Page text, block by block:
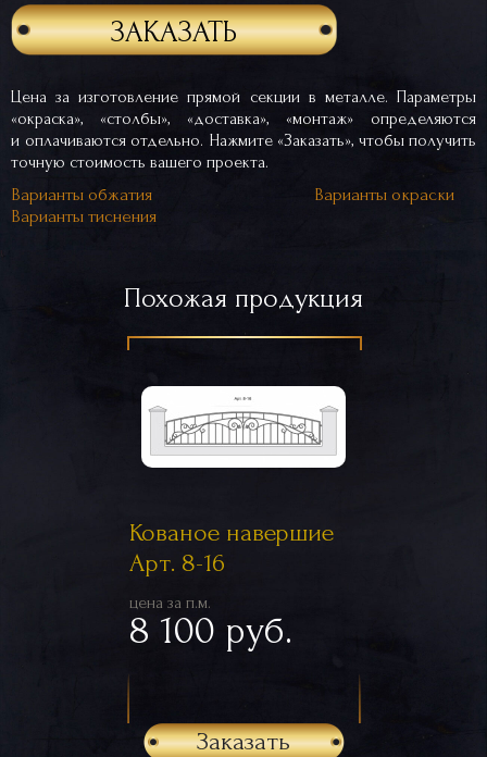
ЗАКАЗАТЬ
Цена за изготовление прямой секции в металле. Параметры
«окраска», «столбы», «доставка», «монтаж» определяются
и оплачиваются отдельно. Нажмите «Заказать», чтобы получить
точную стоимость вашего проекта.
Варианты обжатия
Варианты окраски
Варианты тиснения
Похожая продукция
Кованое навершие
Арт. 8-16
цена за п.м.
8 100 руб.
Заказать